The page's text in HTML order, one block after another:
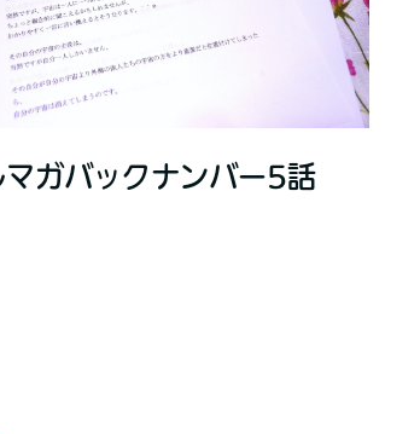
マガバックナンバー5話